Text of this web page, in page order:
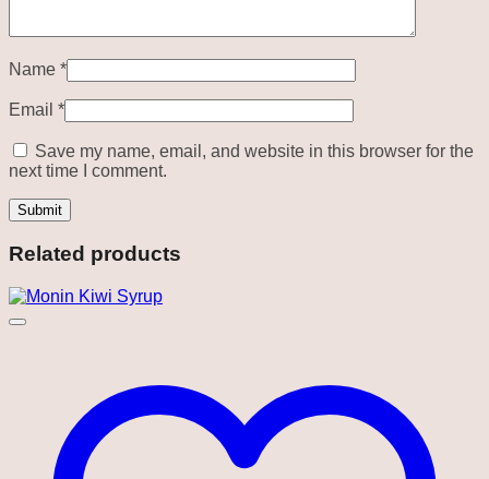
Name *
Email *
Save my name, email, and website in this browser for the
next time I comment.
Related products